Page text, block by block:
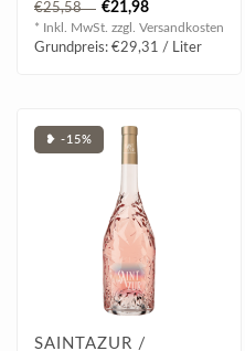
- crem..
€25,58 €21,98
* Inkl. MwSt. zzgl. Versandkosten
Grundpreis: €29,31 / Liter
❥ -15%
SAINTAZUR /